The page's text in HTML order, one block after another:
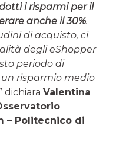
i risparmi per il
anche il 30%.
di acquisto, ci
degli eShopper
periodo di
risparmio medio
dichiara Valentina
– Politecnico di